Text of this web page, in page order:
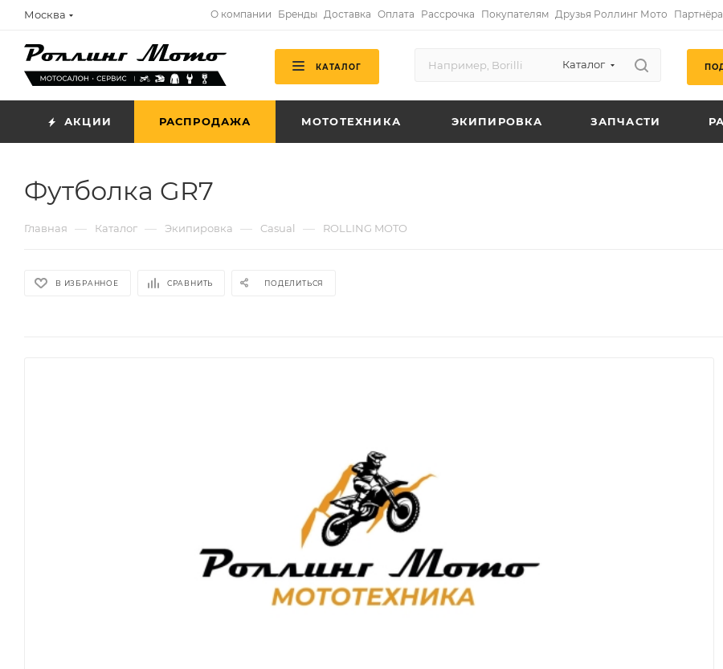
Москва О компании Бренды Доставка Оплата Рассрочка Покупателям Друзья Роллинг Мото
КАТАЛОГ Каталог
АКЦИИ РАСПРОДАЖА МОТОТЕХНИКА ЭКИПИРОВКА ЗАПЧАСТИ
Футболка GR7
Главная — Каталог — Экипировка — Casual — ROLLING MOTO
В ИЗБРАННОЕ СРАВНИТЬ ПОДЕЛИТЬСЯ